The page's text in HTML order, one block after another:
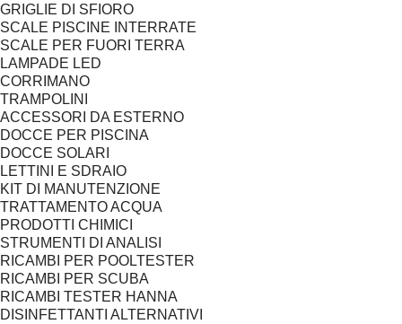
GRIGLIE DI SFIORO
SCALE PISCINE INTERRATE
SCALE PER FUORI TERRA
LAMPADE LED
CORRIMANO
TRAMPOLINI
ACCESSORI DA ESTERNO
DOCCE PER PISCINA
DOCCE SOLARI
LETTINI E SDRAIO
KIT DI MANUTENZIONE
TRATTAMENTO ACQUA
PRODOTTI CHIMICI
STRUMENTI DI ANALISI
RICAMBI PER POOLTESTER
RICAMBI PER SCUBA
RICAMBI TESTER HANNA
DISINFETTANTI ALTERNATIVI